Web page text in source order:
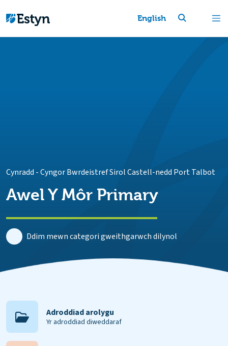
English
Cynradd -Cyngor Bwrdeistref Sirol Castell-nedd Port Talbot
Awel Y Môr Primary
Ddim mewn categori gweithgarwch dilynol
Adroddiad arolygu
Yr adroddiad diweddaraf